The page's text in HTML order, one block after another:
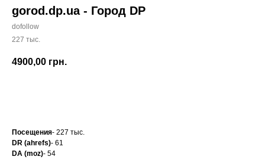
gorod.dp.ua - Город DP
dofollow
227 тыс.
4900,00 грн.
Посещения- 227 тыс.
DR (ahrefs)- 61
DA (moz)- 54